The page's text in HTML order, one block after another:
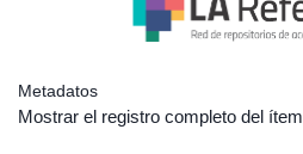
Metadatos
Mostrar el registro completo del ítem